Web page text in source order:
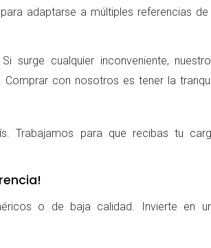
adaptarse a múltiples referencias
surge cualquier inconveniente,
con nosotros es tener la
Trabajamos para que recibas tu
o de baja calidad. Invierte en